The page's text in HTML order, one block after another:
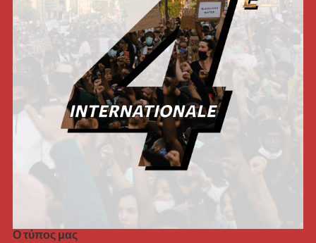
Ο τύπος μας